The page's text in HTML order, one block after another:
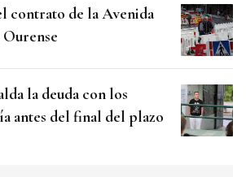
contrato de la Avenida
la deuda con los
antes del final del plazo